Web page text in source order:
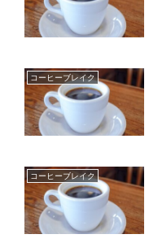
コーヒーブレイク
コーヒーブレイク